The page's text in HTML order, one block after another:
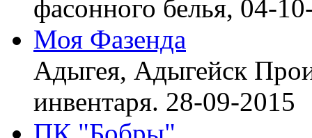
фасонного белья, 04-
Моя Фазенда
Адыгея, Адыгейск
инвентаря. 28-09-2015